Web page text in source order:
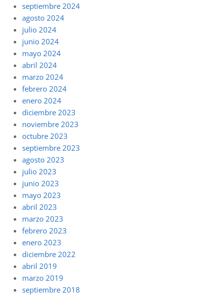
septiembre 2024
agosto 2024
julio 2024
junio 2024
mayo 2024
abril 2024
marzo 2024
febrero 2024
enero 2024
diciembre 2023
noviembre 2023
octubre 2023
septiembre 2023
agosto 2023
julio 2023
junio 2023
mayo 2023
abril 2023
marzo 2023
febrero 2023
enero 2023
diciembre 2022
abril 2019
marzo 2019
septiembre 2018